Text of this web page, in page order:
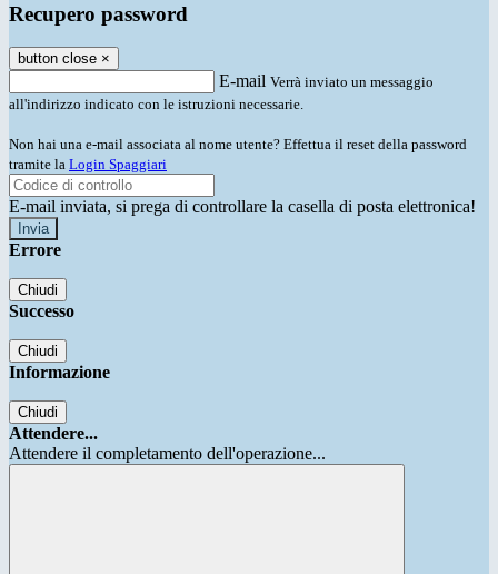
Recupero password
button close ×
E-mail Verrà inviato un messaggio
all'indirizzo indicato con le istruzioni necessarie.
Non hai una e-mail associata al nome utente? Effettua il reset della password
tramite la Login Spaggiari
E-mail inviata, si prega di controllare la casella di posta elettronica!
Errore
Chiudi
Successo
Chiudi
Informazione
Chiudi
Attendere...
Attendere il completamento dell'operazione...